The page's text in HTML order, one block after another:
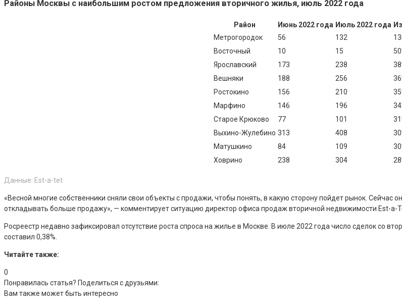
Районы Москвы с наибольшим ростом предложения вторичного жилья, июль 2022 года
Район Июнь 2022 года Июль 2022 года
Метрогородок
56 132
Восточный
10 15
Ярославский
173 238
Вешняки
188 256
Ростокино
156 210
Марфино
146 196
Старое Крюково
77 101
Выхино-Жулебино 313 408
Матушкино
84 109
Ховрино
238 304
Данные: Est-a-tet
«Весной многие собственники сняли свои объекты с продажи, чтобы понять, в какую сторону пойдет рынок. Сейчас
откладывать больше продажу», — комментирует ситуацию директор офиса продаж вторичной недвижимости Est-
Росреестр недавно зафиксировал отсутствие роста спроса на жилье в Москве. В июле 2022 года число сделок со
составил 0,38%.
Читайте также:
0
Понравилась статья? Поделиться с друзьями:
Вам также может быть интересно